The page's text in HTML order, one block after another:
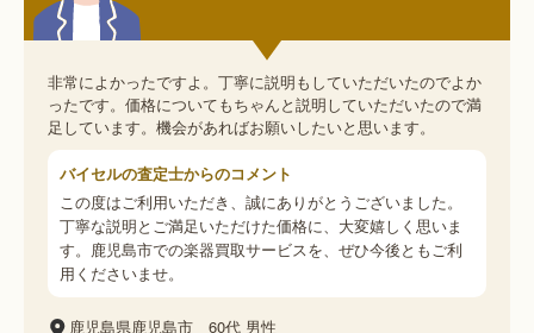
非常によかったですよ。丁寧に説明もしていただいたのでよか
ったです。価格についてもちゃんと説明していただいたので満
足しています。機会があればお願いしたいと思います。
バイセルの査定士からのコメント
この度はご利用いただき、誠にありがとうございました。
丁寧な説明とご満足いただけた価格に、大変嬉しく思いま
す。鹿児島市での楽器買取サービスを、ぜひ今後ともご利
用くださいませ。
鹿児島県鹿児島市 60代 男性